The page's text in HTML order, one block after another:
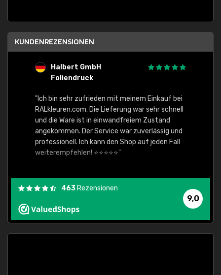
KUNDENREZENSIONEN
Halbert GmbH
Foliendruck
"Ich bin sehr zufrieden mit meinem Einkauf bei
RALkleuren.com. Die Lieferung war sehr schnell
und die Ware ist in einwandfreiem Zustand
angekommen. Der Service war zuverlässig und
professionell. Ich kann den Shop auf jeden Fall
weiterempfehlen! ⭐⭐⭐⭐⭐"
9,0
463 Rezensionen